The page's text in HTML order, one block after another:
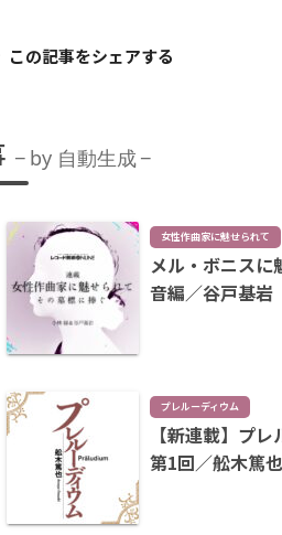
この記事をシェアする
by 自動生成
女性作曲家に魅せられて
メル・ボニスに
音編／谷戸基岩
プレルーディウム
【新連載】プ
第1回／舩木篤也